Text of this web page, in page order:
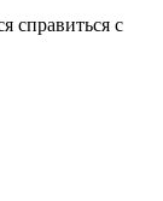
справиться с